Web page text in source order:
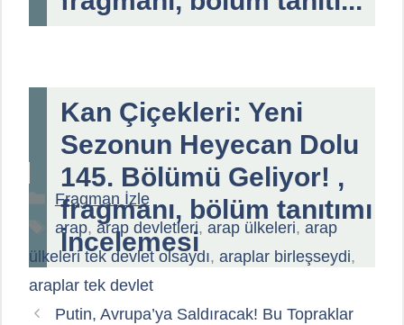
Kan Çiçekleri: Yeni
Sezonun Heyecan Dolu
145. Bölümü Geliyor! ,
fragmanı, bölüm tanıtımı
İncelemesi
Kategoriler
Fragman İzle
Etiketler
arap, arap devletleri, arap ülkeleri, arap
ülkeleri tek devlet olsaydı, araplar birleşseydi,
araplar tek devlet
Putin, Avrupa’ya Saldıracak! Bu Topraklar